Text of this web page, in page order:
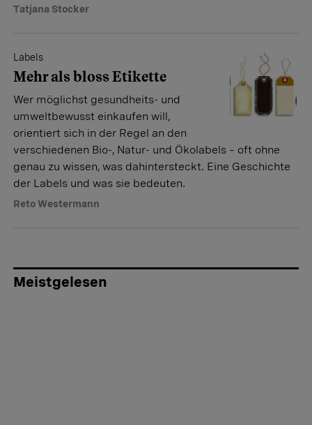
Tatjana Stocker
Labels
Mehr als bloss Etikette
Wer möglichst gesundheits- und
umweltbewusst einkaufen will,
orientiert sich in der Regel an den
verschiedenen Bio-, Natur- und Ökolabels – oft ohne
genau zu wissen, was dahintersteckt. Eine Geschichte
der Labels und was sie bedeuten.
Reto Westermann
Meistgelesen